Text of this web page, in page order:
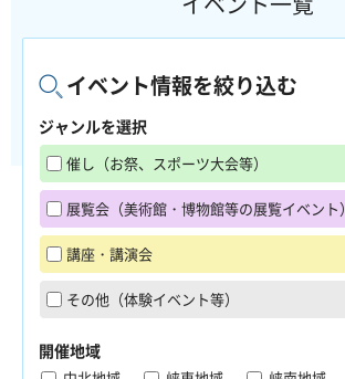
イベント情報を絞り込む
ジャンルを選択
催し（お祭、スポーツ大会等）
展覧会（美術館・博物館等の展覧イベント）
講座・講演会
その他（体験イベント等）
開催地域